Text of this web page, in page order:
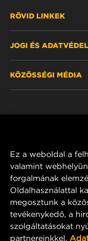
RÖVID LINKEK
HOL KAPHATÓ
JOGI ÉS
KÖZÖSSÉGI MÉDIA
MANN+HUMMEL
ul. Wrocławska 145,
63-800 GOSTYŃ,
Tel. +48 65 572 89
Ez a weboldal a
valamint
forgalmának
Oldalhasználattal
megosztunk a
tevékenykedő, a
szolgáltatásokat
partnereinkkel.